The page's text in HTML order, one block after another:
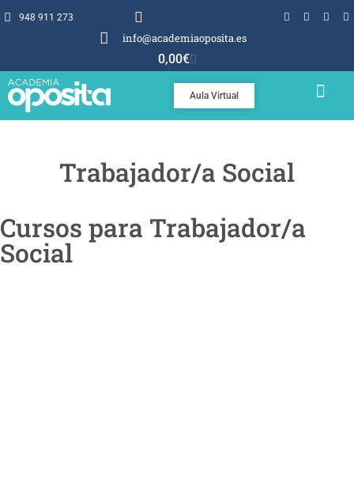
948 911 273
info@academiaoposita.es
0,00€
Aula Virtual
Trabajador/a Social
Cursos para Trabajador/a
Social